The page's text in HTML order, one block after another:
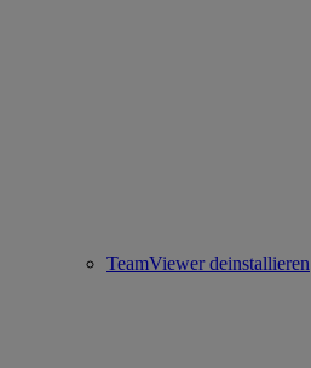
TeamViewer deinstallieren